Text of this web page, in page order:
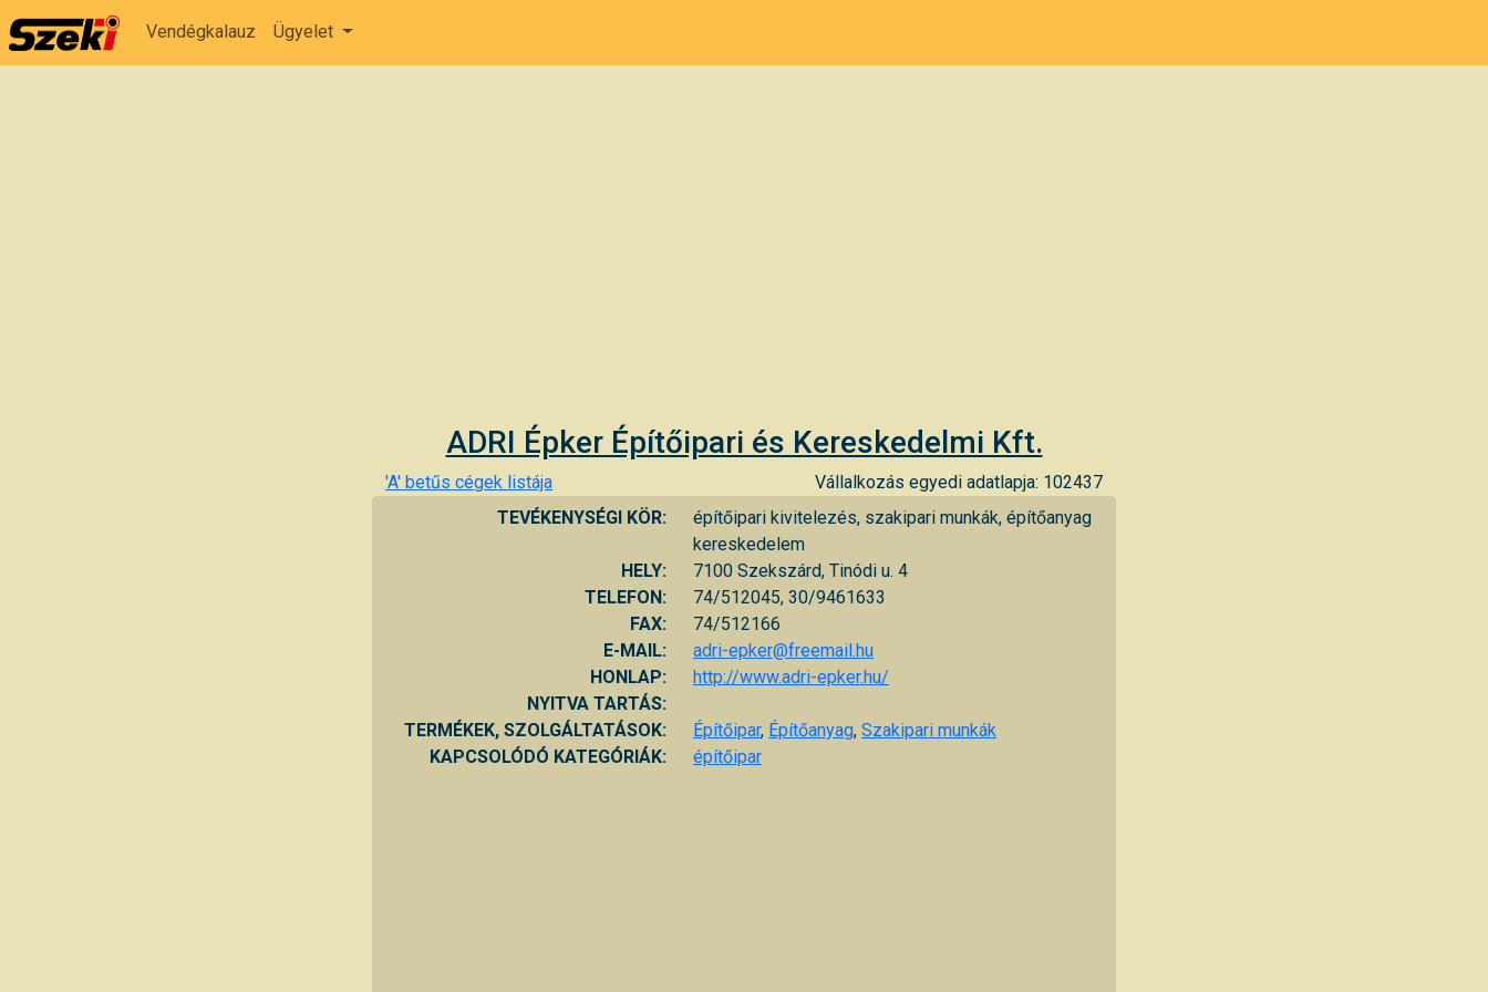
Vendégkalauz Ügyelet
ADRI Épker Építőipari és Kereskedelmi Kft.
'A' betűs cégek listája
Vállalkozás egyedi adatlapja: 102437
TEVÉKENYSÉGI KÖR:
építőipari kivitelezés, szakipari munkák, építőanyag
kereskedelem
HELY:
7100 Szekszárd, Tinódi u. 4
TELEFON:
74/512045, 30/9461633
FAX:
74/512166
E-MAIL:
adri-epker@freemail.hu
HONLAP:
http://www.adri-epker.hu/
NYITVA TARTÁS:
TERMÉKEK, SZOLGÁLTATÁSOK:
Építőipar, Építőanyag, Szakipari munkák
KAPCSOLÓDÓ KATEGÓRIÁK:
építőipar